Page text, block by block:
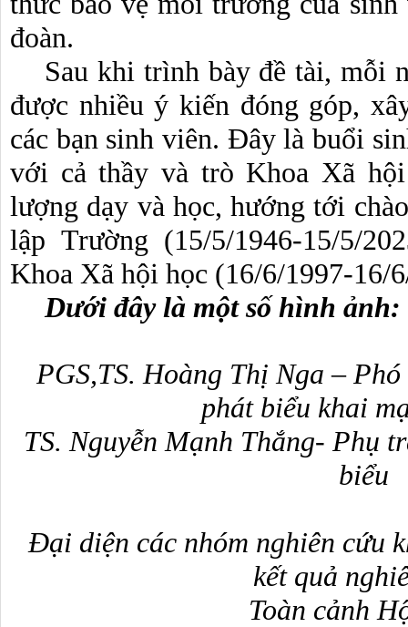
đoàn.
Sau khi trình bày đề tài, mỗi
được nhiều ý kiến đóng góp,
các bạn sinh viên. Đây là buổi
với cả thầy và trò Khoa Xã hội
lượng dạy và học, hướng tới
lập Trường (15/5/1946-15/5/
Khoa Xã hội học (16/6/1997-16/
Dưới đây là một số hình ảnh:
PGS,TS. Hoàng Thị Nga –
phát biểu khai
TS. Nguyễn Mạnh Thắng- Phụ
biểu
Đại diện các nhóm nghiên cứu
kết quả
Toàn cảnh